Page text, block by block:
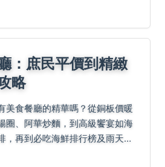
：庶民平價到精緻
略
美食餐廳的精華嗎？從銅板價暖
圈、阿華炒麵，到高級饗宴如海
，再到必吃海鮮排行榜及雨天備